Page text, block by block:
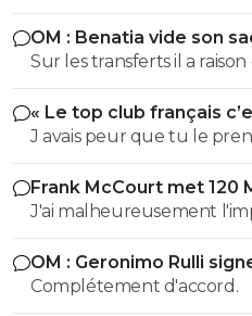
(pléonasme) c'est mon
OM : Benatia vide son
Sur les transferts il a
15/16 joueurs avec son
om a l époque. En plus
toucher sur les transferts
pas quitter l'OM. Oui tout
joueurs tout le monde
transferts personne ne se
avec quelle argent...Avec
et c' est normal que l om
puisque la dernière saison
« Le top club français
PSG
J avais peur que tu le
content que tu le
plus, ça reste dans la
con, bravo à toi.
Frank McCourt met 120
J'ai malheureusement
aujourd'hui espérer mieux que ça. Pour moi
possibilités. Soit on est
chose) qui a
OM : Geronimo Rulli
Complétement d'accord.